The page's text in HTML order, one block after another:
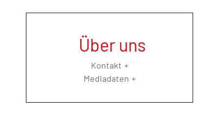
Über uns
Kontakt
Mediadaten